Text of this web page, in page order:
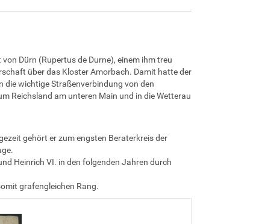
Dürn (Rupertus de Durne), einem ihm treu
über das Kloster Amorbach. Damit hatte der
die wichtige Straßenverbindung von den
Reichsland am unteren Main und in die Wetterau
gehört er zum engsten Beraterkreis der
Heinrich VI. in den folgenden Jahren durch
grafengleichen Rang.